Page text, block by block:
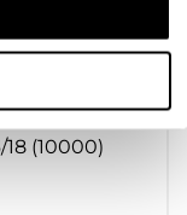
18 (10000)